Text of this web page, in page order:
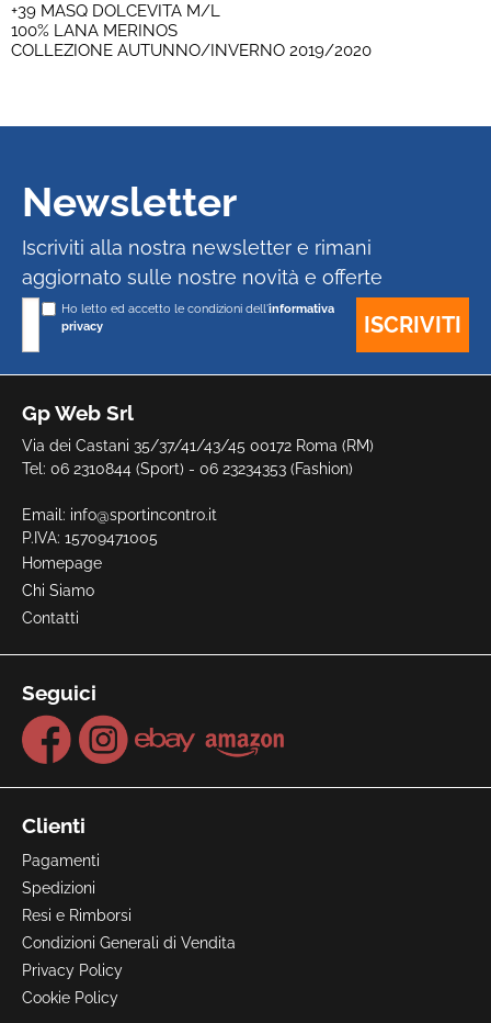
+39 MASQ DOLCEVITA M/L
100% LANA MERINOS
COLLEZIONE AUTUNNO/INVERNO 2019/2020
Gp Web Srl
Via dei Castani 35/37/41/43/45 00172 Roma (RM)
Tel: 06 2310844 (Sport) - 06 23234353 (Fashion)
Email: info@sportincontro.it
P.IVA: 15709471005
Homepage
Chi Siamo
Contatti
Seguici
Clienti
Pagamenti
Spedizioni
Resi e Rimborsi
Condizioni Generali di Vendita
Privacy Policy
Cookie Policy
Newsletter
Iscriviti alla nostra newsletter e rimani
aggiornato sulle nostre novità e offerte
Ho letto ed accetto le condizioni dell'informativa
privacy